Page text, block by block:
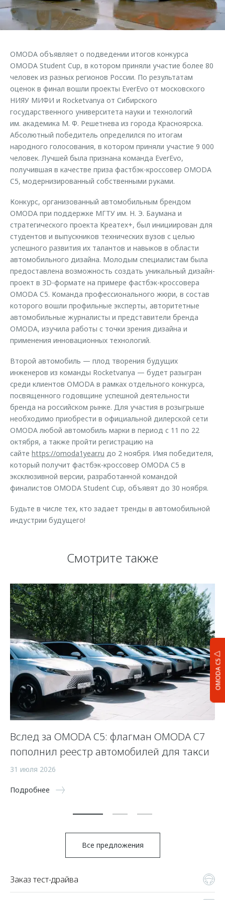
Страхование
Кредитный калькулятор
Одежда и сувениры
Оригинальные аксессуары
Запчасти
Трейд-ин
Калькулятор трейд-ин
Руководства по эксплуатации
Клиентская поддержка
Клуб владельцев OMODA
Приложение O&J
Аксессуары
Одежда и сувениры
Оригинальные аксессуары
Запчасти
Обратная связь
OMODA C5
OMODA объявляет о подведении итогов конкурса
OMODA Student Cup, в котором приняли участие более 80
человек из разных регионов России. По результатам
оценок в финал вошли проекты EverEvo от московского
НИЯУ МИФИ и Rocketvanya от Сибирского
государственного университета науки и технологий
им. академика М. Ф. Решетнева из города Красноярска.
Абсолютный победитель определился по итогам
народного голосования, в котором приняли участие 9 000
человек. Лучшей была признана команда EverEvo,
получившая в качестве приза фастбэк-кроссовер OMODA
C5, модернизированный собственными руками.
Конкурс, организованный автомобильным брендом
OMODA при поддержке МГТУ им. Н. Э. Баумана и
стратегического проекта Креатех+, был инициирован для
студентов и выпускников технических вузов с целью
успешного развития их талантов и навыков в области
автомобильного дизайна. Молодым специалистам была
предоставлена возможность создать уникальный дизайн-
проект в 3D-формате на примере фастбэк-кроссовера
OMODA C5. Команда профессионального жюри, в состав
которого вошли профильные эксперты, авторитетные
автомобильные журналисты и представители бренда
OMODA, изучила работы с точки зрения дизайна и
применения инновационных технологий.
Второй автомобиль — плод творения будущих
инженеров из команды Rocketvanya — будет разыгран
среди клиентов OMODA в рамках отдельного конкурса,
посвященного годовщине успешной деятельности
бренда на российском рынке. Для участия в розыгрыше
необходимо приобрести в официальной дилерской сети
OMODA любой автомобиль марки в период с 11 по 22
октября, а также пройти регистрацию на
сайте https://omoda1year.ru до 2 ноября. Имя победителя,
который получит фастбэк-кроссовер OMODA C5 в
эксклюзивной версии, разработанной командой
финалистов OMODA Student Cup, объявят до 30 ноября.
Будьте в числе тех, кто задает тренды в автомобильной
индустрии будущего!
Смотрите также
Вслед за OMODA C5: флагман OMODA C7
пополнил реестр автомобилей для такси
31 июля 2026
Подробнее
Все предложения
Заказ тест-драйва